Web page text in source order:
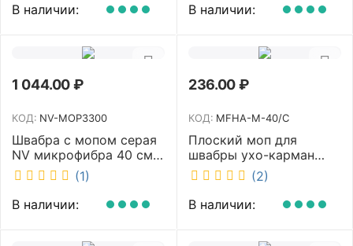
В наличии:
В наличии:
1 044.00₽
КОД: NV-MOP3300
Швабра с мопом серая
NV микрофибра 40 см
NV-MOP3300
(1)
В наличии:
236.00₽
КОД: MFHA-M-40/C
Плоский моп для
швабры ухо-карман
белый 40 см NV MFHA-
M-40/C
(2)
В наличии: